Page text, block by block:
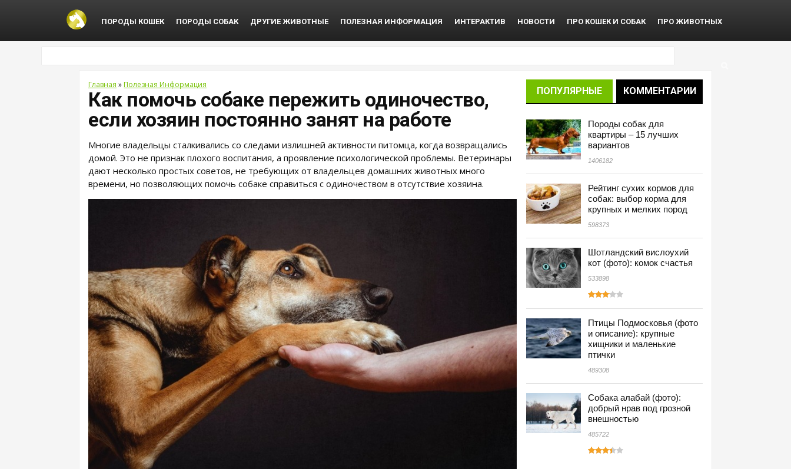
ПОРОДЫ КОШЕК ПОРОДЫ СОБАК ДРУГИЕ ЖИВОТНЫЕ ПОЛЕЗНАЯ ИНФОРМАЦИЯ ИНТЕРАКТИВ НОВОСТИ ПРО КОШЕК И СОБАК ПРО ЖИВОТНЫХ
Главная »Полезная Информация
Как помочь собаке пережить одиночество,
если хозяин постоянно занят на работе
Многие владельцы сталкивались со следами излишней активности питомца, когда возвращались
домой. Это не признак плохого воспитания, а проявление психологической проблемы. Ветеринары
дают несколько простых советов, не требующих от владельцев домашних животных много
времени, но позволяющих помочь собаке справиться с одиночеством в отсутствие хозяина.
ПОПУЛЯРНЫЕ КОММЕНТАРИИ
Породы собак для
квартиры – 15 лучших
вариантов
1406182
Рейтинг сухих кормов для
собак: выбор корма для
крупных и мелких пород
598373
Шотландский вислоухий
кот (фото): комок счастья
533898
Птицы Подмосковья (фото
и описание): крупные
хищники и маленькие
птички
489308
Собака алабай (фото):
добрый нрав под грозной
внешностью
485722